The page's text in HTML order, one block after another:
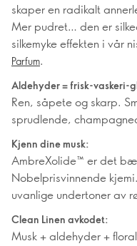
skaper en radikalt
Mer pudret… den er
silkemyke effekten i vår
Parfum.
Aldehyder = frisk-vaskeri-
Ren, såpete og skarp.
sprudlende,
Kjenn dine musk:
AmbreXolide™ er det
Nobelprisvinnende
uvanlige undertoner av
Clean Linen avkodet:
Musk + aldehyder +